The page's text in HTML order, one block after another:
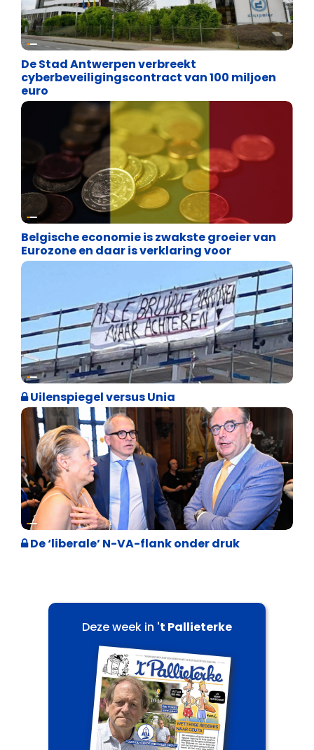
Binnenland politiek
De Stad Antwerpen verbreekt
cyberbeveiligingscontract van 100 miljoen
euro
Binnenland politiek
Belgische economie is zwakste groeier van
Eurozone en daar is verklaring voor
Cultuuroorlog
Uilenspiegel versus Unia
Binnenland politiek
De ‘liberale’ N-VA-flank onder druk
Deze week in 't Pallieterke